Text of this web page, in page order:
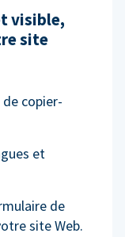
visible,
site
copier-
et
de
site Web.